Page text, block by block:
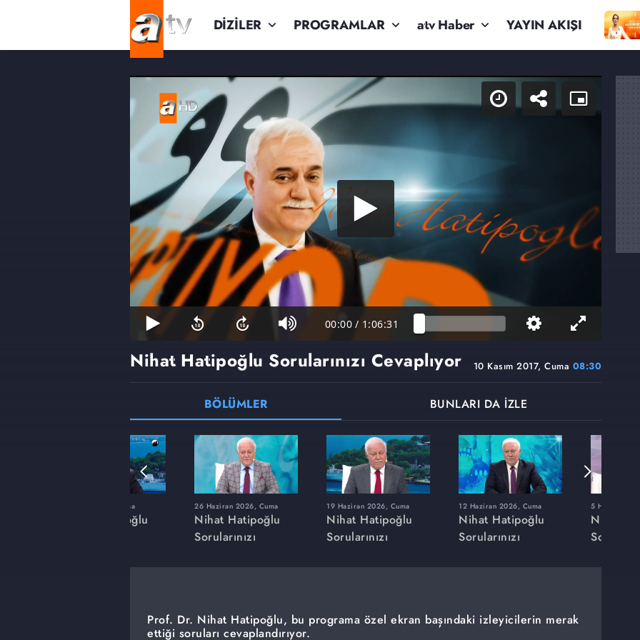
DİZİLER PROGRAMLAR atv Haber YAYIN AKIŞI
00:00 / 1:06:31
10 Kasım 2017, Cuma 08:30
Nihat Hatipoğlu Sorularınızı Cevaplıyor
BÖLÜMLER BUNLARI DA İZLE
20 Mart 2026, Cuma
Nihat Hatipoğlu
26 Haziran 2026, Cuma
Nihat Hatipoğlu
Sorularınızı
19 Haziran 2026, Cuma
Nihat Hatipoğlu
Sorularınızı
12 Haziran 2026, Cuma
Nihat Hatipoğlu
Sorularınızı
5 Haziran
Nihat
Prof. Dr. Nihat Hatipoğlu, bu programa özel ekran başındaki izleyicilerin merak
ettiği soruları cevaplandırıyor.